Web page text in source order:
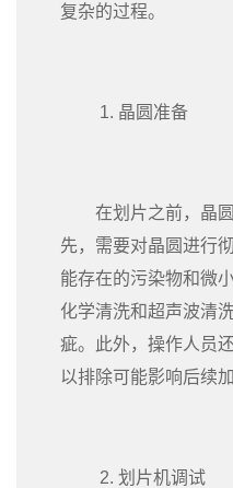
复杂的过程。
1. 晶圆准备
在划片之前，晶
先，需要对晶圆进行
能存在的污染物和微
化学清洗和超声波清
疵。此外，操作人员
以排除可能影响后续
2. 划片机调试